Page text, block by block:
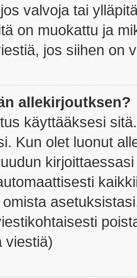
valvoja tai
on muokattu ja
jos siihen on
allekirjoutksen?
käyttääksesi
Kun olet luonut
viestiä)